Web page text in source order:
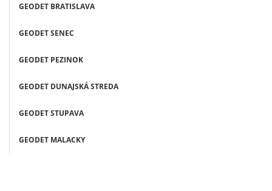
GEODET BRATISLAVA
GEODET SENEC
GEODET PEZINOK
GEODET DUNAJSKÁ STREDA
GEODET STUPAVA
GEODET MALACKY